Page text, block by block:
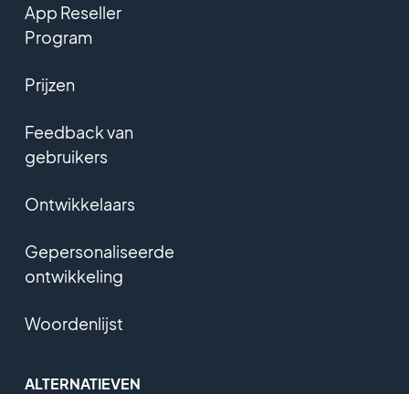
App Reseller
Program
Prijzen
Feedback van
gebruikers
Ontwikkelaars
Gepersonaliseerde
ontwikkeling
Woordenlijst
ALTERNATIEVEN